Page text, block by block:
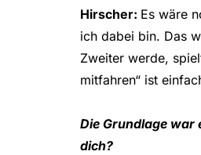
Hirscher: Es wäre
ich dabei bin. Das
Zweiter werde,
mitfahren“ ist
Die Grundlage war
dich?